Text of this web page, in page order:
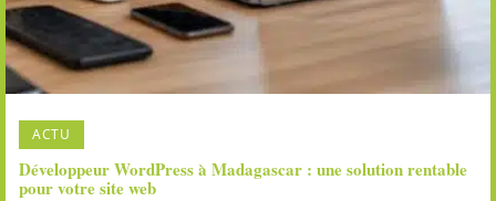
ACTU
Développeur WordPress à Madagascar : une solution rentable
pour votre site web